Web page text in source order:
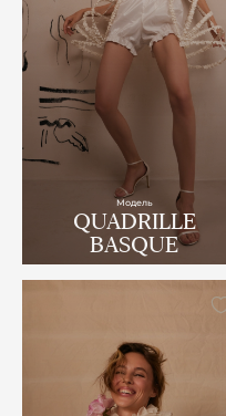
Модель
QUADRILLE
BASQUE